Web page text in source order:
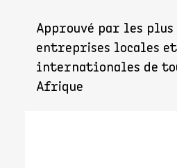
Approuvé par les plus
entreprises locales et
internationales de
Afrique